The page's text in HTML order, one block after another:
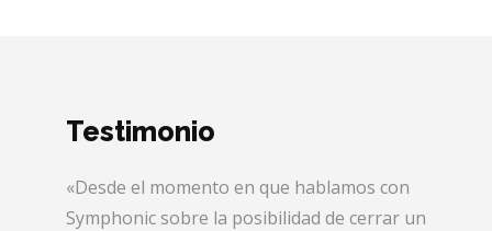
Testimonio
«Desde el momento en que hablamos con
Symphonic sobre la posibilidad de cerrar un